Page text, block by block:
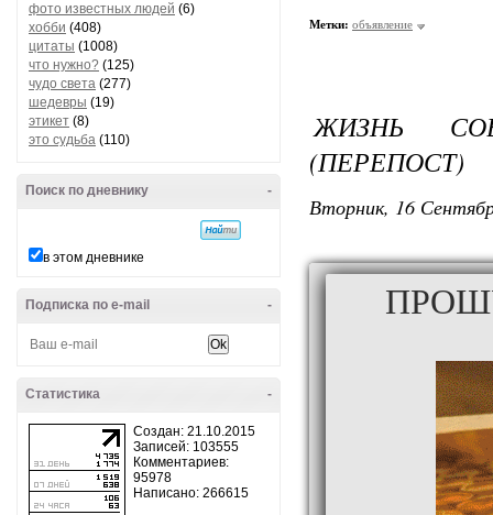
фото известных людей (6)
хобби (408)
цитаты (1008)
что нужно? (125)
чудо света (277)
шедевры (19)
этикет (8)
это судьба (110)
-
Поиск по дневнику
в этом дневнике
-
Подписка по e-mail
-
Статистика
Создан: 21.10.2015
Записей: 103555
Комментариев:
95978
Написано: 266615
Метки: объявление
ЖИЗНЬ
(ПЕРЕПОСТ)
Вторник, 16